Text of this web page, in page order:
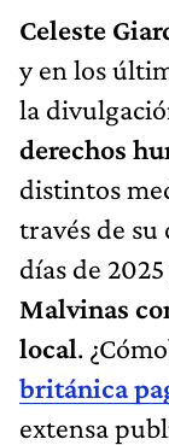
Celeste
y en los
la
derechos
distintos
través de su
días de
Malvinas
local.
británica
extensa